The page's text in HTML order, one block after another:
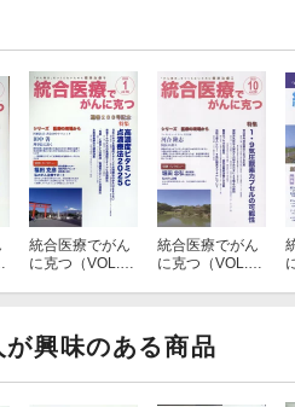
統合医療でがん
に克つ（VOL.19
統合医療でがん
に克つ（VOL.20
興味のある商品